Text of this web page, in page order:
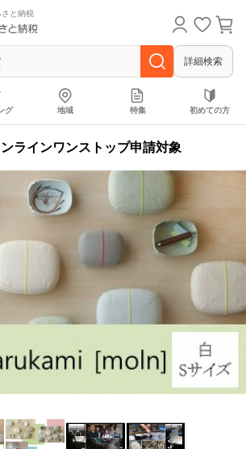
さと納税
詳細検索
グ 地域 特集 初めての方
ラインワンストップ申請対象